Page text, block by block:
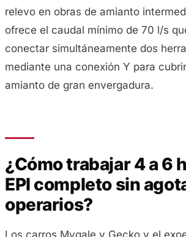
relevo en obras de amianto
ofrece el caudal mínimo de 70 l/s
conectar simultáneamente dos
mediante una conexión Y para
amianto de gran envergadura.
¿Cómo trabajar 4 a 6
EPI completo sin
operarios?
Los carros Mygale y Gecko y el